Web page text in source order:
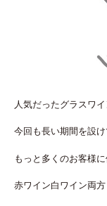
人気だったグラスワ
今回も長い期間を設
もっと多くのお客様
赤ワイン白ワイン両